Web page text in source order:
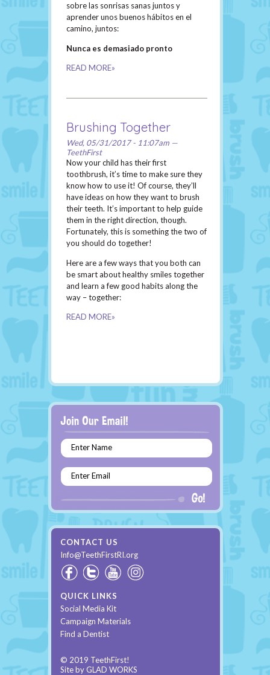
sobre las sonrisas sanas juntos y
aprender unos buenos hábitos en el
camino, juntos:
Nunca es demasiado pronto
READ MORE»
Brushing Together
Wed, 05/31/2017 - 11:07am —
TeethFirst
Now your child has their first
toothbrush, it’s time to make sure they
know how to use it! Of course, they’ll
have ideas on how they want to brush
their teeth. It’s important to help guide
them in the right direction, though.
Fortunately, this is something the two of
you should do together!
Here are a few ways that you both can
be smart about healthy smiles together
and learn a few good habits along the
way – together:
READ MORE»
Enter Name
Enter Email
CONTACT US
Info@TeethFirstRI.org
QUICK LINKS
Social Media Kit
Campaign Materials
Find a Dentist
© 2019 TeethFirst!
Site by GLAD WORKS